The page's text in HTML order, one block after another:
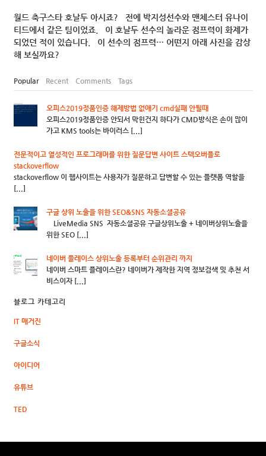
월드 축구스타 호날두 아시죠? 전에 박지성선수와 맨체스터 유나이
티드에서 같은 팀이었죠. 이 호날두 선수의 놀라운 점프력이 화제가
되었던 적이 있습니다. 이 선수의 점프력… 어떤지 아래 사진을 감상
해 보실까요?
Popular Recent Comments Tags
오피스2019정품인증 해제방법 없애기 cmd실패 안될때
오피스2019정품인증 안되서 막힌건지 하다가 CMD방식은 손이 많이
가고 KMS tools는 바이러스 [...]
전문적이고 열성적인 프로그래머를 위한 질문답변 사이트 스텍오버플로
stackoverflow
stackoverflow 이 웹사이트는 사용자가 질문하고 답변할 수 있는 플랫폼 역할을
[...]
구글 상위 노출을 위한 SEO&SNS 자동소셜공유
LiveMedia SNS 자동소셜공유 구글상위노출 + 네이버상위노출을
위한 SEO [...]
네이버 플레이스 상위노출 등록부터 순위관리 까지
네이버 스마트 플레이스란? 네이버가 제작한 지역 정보검색 및 추천 서
비스이자 [...]
블로그 카테고리
IT 매거진
구글소식
아이디어
유튜브
TED